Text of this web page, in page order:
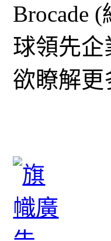
Brocade
球領先
欲瞭解